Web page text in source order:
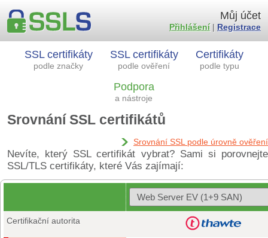
SSL certifikáty
podle značky
SSL certifikáty
podle ověření
Certifikáty
podle typu
Podpora
a nástroje
Můj účet
Přihlášení| Registrace
Srovnání SSL certifikátů
Srovnání SSL podle úrovně ověření
Nevíte, který SSL certifikát vybrat? Sami si porovnejte
SSL/TLS certifikáty, které Vás zajímají:
Certifikační autorita